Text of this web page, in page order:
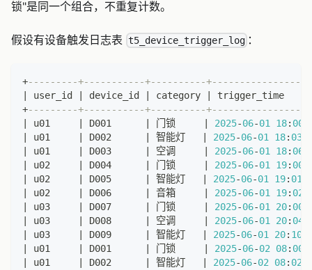
锁"是同一个组合，不重复计数。
假设有设备触发日志表 t5_device_trigger_log ：
+---------+-----------+----------
user_id device_id category
+---------+-----------+----------
u01 D001 门锁 2025-06-01 18: 00
u01 D002 智能灯 2025-06-01 18: 03
u01 D003 空调 2025-06-01 18: 06
u02 D004 门锁 2025-06-01 19: 00
u02 D005 智能灯 2025-06-01 19: 01
u02 D006 音箱 2025-06-01 19: 02
u03 D007 门锁 2025-06-01 20: 00
u03 D008 空调 2025-06-01 20: 04
u03 D009 智能灯 2025-06-01 20: 10
u01 D001 门锁 2025-06-02 08: 00
u01 D002 智能灯 2025-06-02 08: 02